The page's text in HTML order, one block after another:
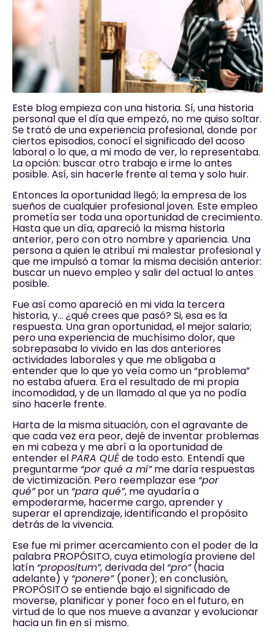
Este blog empieza con una historia. Sí, una historia
personal que el día que empezó, no me quiso soltar.
Se trató de una experiencia profesional, donde por
ciertos episodios, conocí el significado del acoso
laboral o lo que, a mi modo de ver, lo representaba.
La opción: buscar otro trabajo e irme lo antes
posible. Así, sin hacerle frente al tema y solo huir.
Entonces la oportunidad llegó; la empresa de los
sueños de cualquier profesional joven. Este empleo
prometía ser toda una oportunidad de crecimiento.
Hasta que un día, apareció la misma historia
anterior, pero con otro nombre y apariencia. Una
persona a quien le atribuí mi malestar profesional y
que me impulsó a tomar la misma decisión anterior:
buscar un nuevo empleo y salir del actual lo antes
posible.
Fue así como apareció en mi vida la tercera
historia, y… ¿qué crees que pasó? Si, esa es la
respuesta. Una gran oportunidad, el mejor salario;
pero una experiencia de muchísimo dolor, que
sobrepasaba lo vivido en las dos anteriores
actividades laborales y que me obligaba a
entender que lo que yo veía como un “problema”
no estaba afuera. Era el resultado de mi propia
incomodidad, y de un llamado al que ya no podía
sino hacerle frente.
Harta de la misma situación, con el agravante de
que cada vez era peor, dejé de inventar problemas
en mi cabeza y me abrí a la oportunidad de
entender elPARA QUÉde todo esto. Entendí que
preguntarme “por qué a mí”me daría respuestas
de victimización. Pero reemplazar ese “por
qué”por un “para qué”, me ayudaría a
empoderarme, hacerme cargo, aprender y
superar el aprendizaje, identificando el propósito
detrás de la vivencia.
Ese fue mi primer acercamiento con el poder de la
palabra PROPÓSITO, cuya etimología proviene del
latín “propositum”, derivada del “pro”(hacia
adelante) y “ponere” (poner); en conclusión,
PROPÓSITO se entiende bajo el significado de
moverse, planificar y poner foco en el futuro, en
virtud de lo que nos mueve a avanzar y evolucionar
hacia un fin en sí mismo.